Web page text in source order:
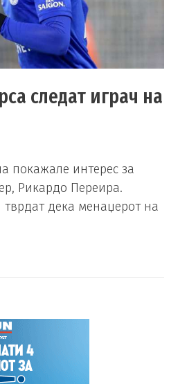
следат играч на
покажале интерес за
Рикардо Переира.
дека менаџерот на